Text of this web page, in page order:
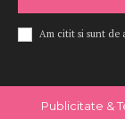
Am citit si sunt de
Publicitate &